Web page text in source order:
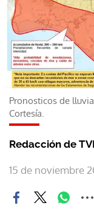
Pronosticos de
Cortesía.
Redacción de
15 de noviembre